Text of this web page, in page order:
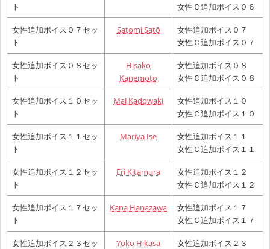
ト
女性Ｃ追加ボイス０６
女性追加ボイス０７セッ
ト
Satomi Satō
女性追加ボイス０７
女性Ｃ追加ボイス０７
女性追加ボイス０８セッ
ト
Hisako
Kanemoto
女性追加ボイス０８
女性Ｃ追加ボイス０８
女性追加ボイス１０セッ
ト
Mai Kadowaki
女性追加ボイス１０
女性Ｃ追加ボイス１０
女性追加ボイス１１セッ
ト
Mariya Ise
女性追加ボイス１１
女性Ｃ追加ボイス１１
女性追加ボイス１２セッ
ト
Eri Kitamura
女性追加ボイス１２
女性Ｃ追加ボイス１２
女性追加ボイス１７セッ
ト
Kana Hanazawa
女性追加ボイス１７
女性Ｃ追加ボイス１７
女性追加ボイス２３セッ
Yōko Hikasa
女性追加ボイス２３